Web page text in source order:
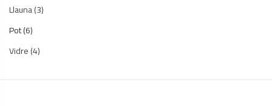
Llauna(3)
Pot(6)
Vidre(4)